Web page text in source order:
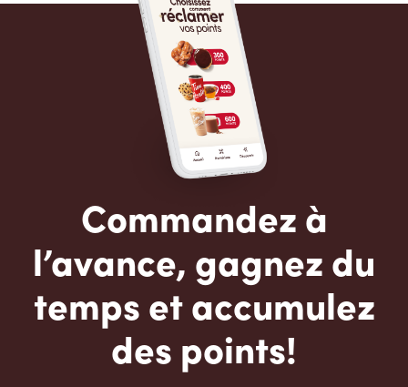
Commandez à
l’avance, gagnez du
temps et accumulez
des points!